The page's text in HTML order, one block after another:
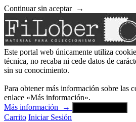
Continuar sin aceptar →
Este portal web únicamente utiliza
técnica, no recaba ni cede datos de
sin su conocimiento.
Para obtener más información sobre las
enlace «Más información».
Más información
→
Carrito Iniciar Sesión